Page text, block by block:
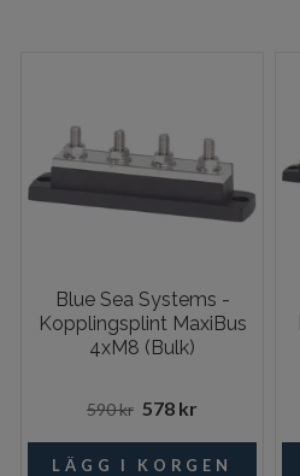
Blue Sea Systems -
Kopplingsplint MaxiBus
4xM8 (Bulk)
590 kr 578 kr